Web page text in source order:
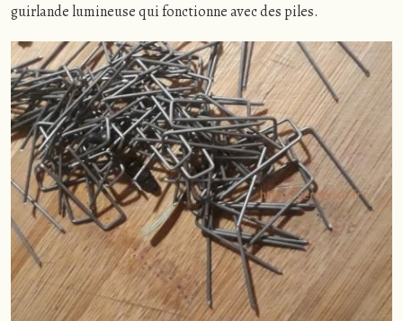
guirlande lumineuse qui fonctionne avec des piles.